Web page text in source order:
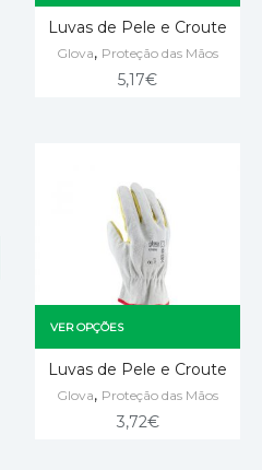
Luvas de Pele e Croute
Glova, Proteção das Mãos
5,17€
VER OPÇÕES
Luvas de Pele e Croute
Glova, Proteção das Mãos
3,72€